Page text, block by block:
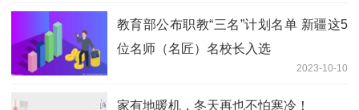
教育部公布职教“三名”计划名单 新疆这5
位名师（名匠）名校长入选
2023-10-10
家有地暖机，冬天再也不怕寒冷！